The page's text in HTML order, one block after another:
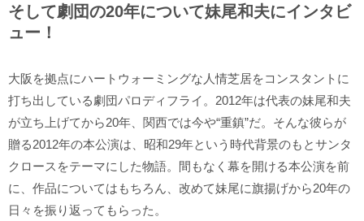
そして劇団の20年について妹尾和夫にインタビ
ュー！
大阪を拠点にハートウォーミングな人情芝居をコンスタントに
打ち出している劇団パロディフライ。2012年は代表の妹尾和夫
が立ち上げてから20年、関西では今や“重鎮”だ。そんな彼らが
贈る2012年の本公演は、昭和29年という時代背景のもとサンタ
クロースをテーマにした物語。間もなく幕を開ける本公演を前
に、作品についてはもちろん、改めて妹尾に旗揚げから20年の
日々を振り返ってもらった。